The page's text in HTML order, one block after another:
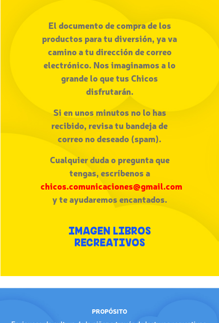
El documento de compra de los
productos para tu diversión, ya va
camino a tu dirección de correo
electrónico. Nos imaginamos a lo
grande lo que tus Chicos
disfrutarán.
Si en unos minutos no lo has
recibido, revisa tu bandeja de
correo no deseado (spam).
Cualquier duda o pregunta que
tengas, escríbenos a
chicos.comunicaciones@gmail.com
y te ayudaremos encantados.
IMAGEN LIBROS
RECREATIVOS
PROPÓSITO